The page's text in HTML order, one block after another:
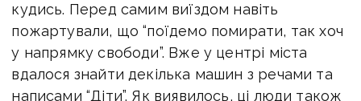
кудись. Перед самим виїздом навіть
пожартували, що “поїдемо помирати, так хоч
у напрямку свободи”. Вже у центрі міста
вдалося знайти декілька машин з речами та
написами “Діти”. Як виявилось, ці люди також